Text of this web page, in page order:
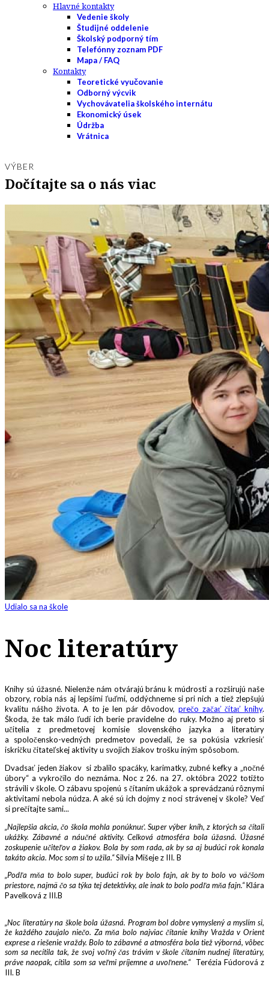
Hlavné kontakty
Vedenie školy
Študijné oddelenie
Školský podporný tím
Telefónny zoznam PDF
Mapa / FAQ
Kontakty
Teoretické vyučovanie
Odborný výcvik
Vychovávatelia školského internátu
Ekonomický úsek
Údržba
Vrátnica
VÝBER
Dočítajte sa o nás viac
Udialo sa na škole
Noc literatúry
Knihy sú úžasné. Nielenže nám otvárajú bránu k múdrosti a rozširujú naše
obzory, robia nás aj lepšími ľuďmi, oddýchneme si pri nich a tiež zlepšujú
kvalitu nášho života. A to je len pár dôvodov, prečo začať čítať knihy.
Škoda, že tak málo ľudí ich berie pravidelne do ruky. Možno aj preto si
učitelia z predmetovej komisie slovenského jazyka a literatúry
a spoločensko-vedných predmetov povedali, že sa pokúsia vzkriesiť
iskričku čitateľskej aktivity u svojich žiakov trošku iným spôsobom.
Dvadsať jeden žiakov si zbalilo spacáky, karimatky, zubné kefky a „nočné
úbory“ a vykročilo do neznáma. Noc z 26. na 27. októbra 2022 totižto
strávili v škole. O zábavu spojenú s čítaním ukážok a sprevádzanú rôznymi
aktivitami nebola núdza. A aké sú ich dojmy z noci strávenej v škole? Veď
si prečítajte sami...
„Najlepšia akcia, čo škola mohla ponúknuť. Super výber kníh, z ktorých sa čítali
ukážky. Zábavné a náučné aktivity. Celková atmosféra bola úžasná. Úžasné
zoskupenie učiteľov a žiakov. Bola by som rada, ak by sa aj budúci rok konala
takáto akcia. Moc som si to užila.“Silvia Mišeje z III. B
„Podľa mňa to bolo super, budúci rok by bolo fajn, ak by to bolo vo väčšom
priestore, najmä čo sa týka tej detektívky, ale inak to bolo podľa mňa fajn.“Klára
Pavelková z III.B
„Noc literatúry na škole bola úžasná. Program bol dobre vymyslený a myslím si,
že každého zaujalo niečo. Za mňa bolo najviac čítanie knihy Vražda v Orient
exprese a riešenie vraždy. Bolo to zábavné a atmosféra bola tiež výborná, vôbec
som sa necítila tak, že svoj voľný čas trávim v škole čítaním nudnej literatúry,
práve naopak, cítila som sa veľmi príjemne a uvoľnene.“Terézia Fúdorová z
III. B